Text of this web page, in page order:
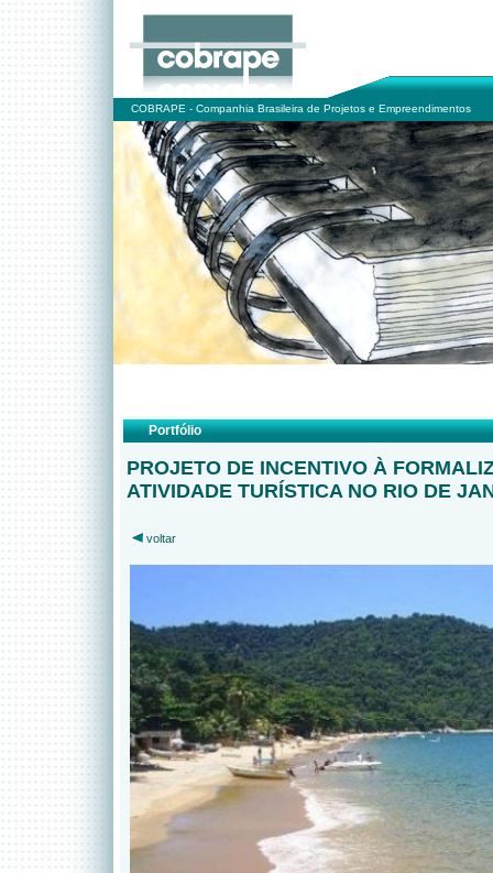
COBRAPE - Companhia Brasileira de Projetos e Empreendimentos
Portfólio
PROJETO DE INCENTIVO À
ATIVIDADE TURÍSTICA NO RIO DE
voltar